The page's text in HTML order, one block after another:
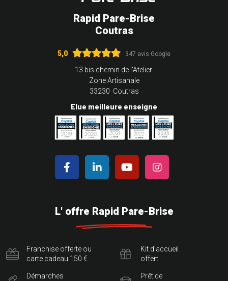
Rapid Pare-Brise
Coutras
5,0 347 avis Google
13 bis chemin de l'Atelier
Zone Artisanale
33230 Coutras
Elue meilleure enseigne
L' offre Rapid Pare-Brise
Franchise offerte ou
carte cadeau 150 €
Démarches
Kit d'accueil
offert
Prêt de